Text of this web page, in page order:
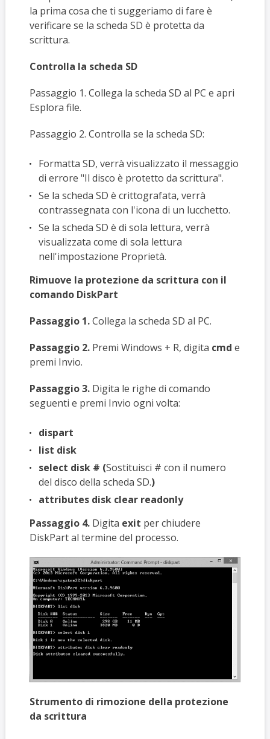
la prima cosa che ti suggeriamo di fare è
verificare se la scheda SD è protetta da
scrittura.
Controlla la scheda SD
Passaggio 1. Collega la scheda SD al PC e apri
Esplora file.
Passaggio 2. Controlla se la scheda SD:
Formatta SD, verrà visualizzato il messaggio
di errore "Il disco è protetto da scrittura".
Se la scheda SD è crittografata, verrà
contrassegnata con l'icona di un lucchetto.
Se la scheda SD è di sola lettura, verrà
visualizzata come di sola lettura
nell'impostazione Proprietà.
Rimuove la protezione da scrittura con il
comando DiskPart
Passaggio 1.Collega la scheda SD al PC.
Passaggio 2.Premi Windows + R, digita cmd e
premi Invio.
Passaggio 3.Digita le righe di comando
seguenti e premi Invio ogni volta:
dispart
list disk
select disk # (Sostituisci # con il numero
del disco della scheda SD.)
attributes disk clear readonly
Passaggio 4.Digita exit per chiudere
DiskPart al termine del processo.
Strumento di rimozione della protezione
da scrittura